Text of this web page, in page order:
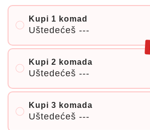
Kupi 1 komad
Uštedećeš ---
Kupi 2 komada
Uštedećeš ---
Kupi 3 komada
Uštedećeš ---